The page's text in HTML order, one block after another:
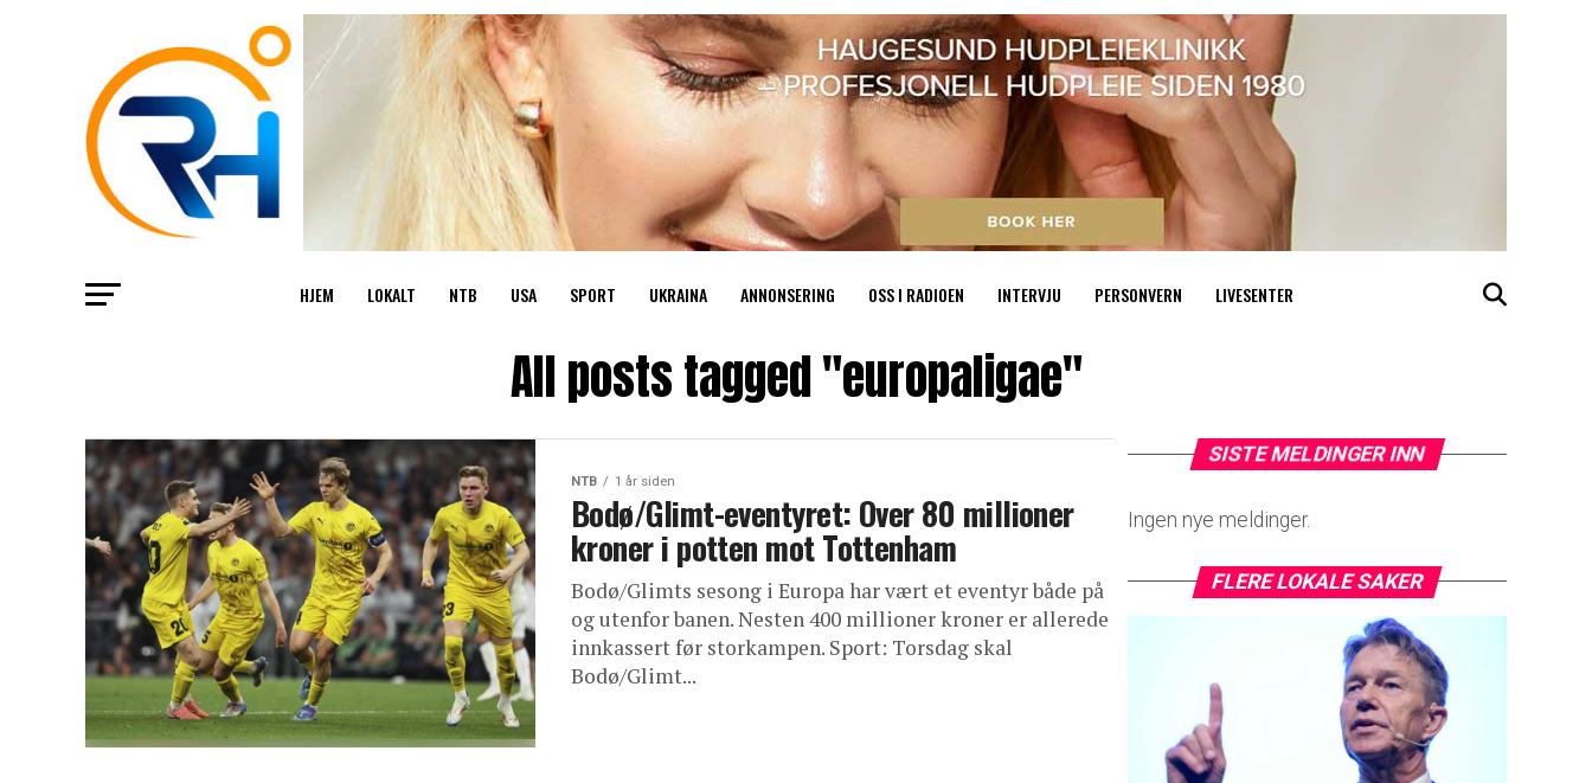
HJEM LOKALT NTB USA SPORT UKRAINA ANNONSERING OSS I RADIOEN INTERVJU PERSONVERN LIVESENTER
All posts tagged "europaligae"
NTB 1 år siden
Bodø/Glimt-eventyret: Over 80 millioner
kroner i potten mot Tottenham
Bodø/Glimts sesong i Europa har vært et eventyr både på
og utenfor banen. Nesten 400 millioner kroner er allerede
innkassert før storkampen. Sport: Torsdag skal
Bodø/Glimt...
SISTE MELDINGER INN
Ingen nye meldinger.
FLERE LOKALE SAKER